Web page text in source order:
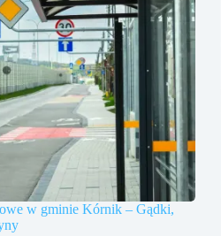
w gminie Kórnik – Gądki,